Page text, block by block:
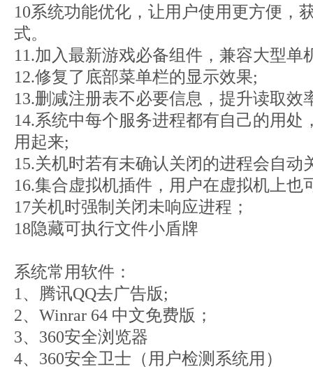
10系统功能优化，让用户使用更方便，
式。
11.加入最新游戏必备组件，兼容大型单
12.修复了底部菜单栏的显示效果;
13.删减注册表不必要信息，提升读取效
14.系统中每个服务进程都有自己的用处
用起来;
15.关机时若有未确认关闭的进程会自动
16.集合虚拟机插件，用户在虚拟机上也
17关机时强制关闭未响应进程；
18隐藏可执行文件小盾牌
系统常用软件：
1、腾讯QQ去广告版;
2、Winrar 64 中文免费版；
3、360安全浏览器
4、360安全卫士（用户检测系统用）